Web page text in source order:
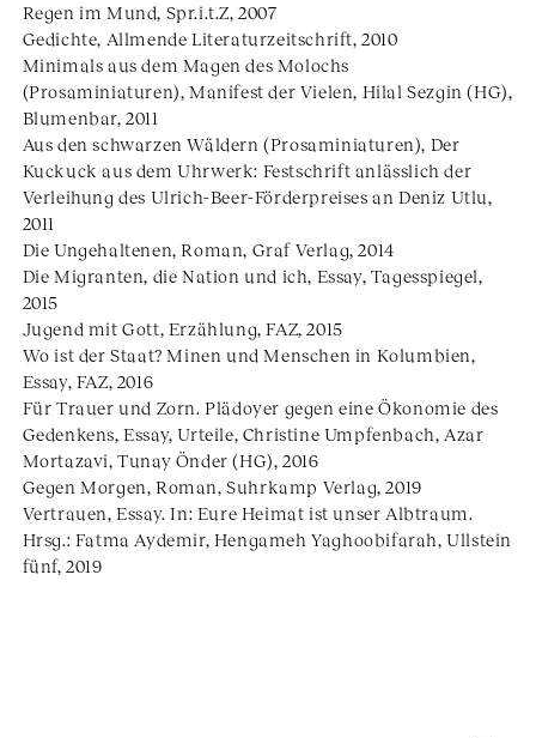
Regen im Mund, Spr.i.t.Z, 2007
Gedichte, Allmende Literaturzeitschrift, 2010
Minimals aus dem Magen des Molochs
(Prosaminiaturen), Manifest der Vielen, Hilal Sezgin (HG),
Blumenbar, 2011
Aus den schwarzen Wäldern (Prosaminiaturen), Der
Kuckuck aus dem Uhrwerk: Festschrift anlässlich der
Verleihung des Ulrich-Beer-Förderpreises an Deniz Utlu,
2011
Die Ungehaltenen, Roman, Graf Verlag, 2014
Die Migranten, die Nation und ich, Essay, Tagesspiegel,
2015
Jugend mit Gott, Erzählung, FAZ, 2015
Wo ist der Staat? Minen und Menschen in Kolumbien,
Essay, FAZ, 2016
Für Trauer und Zorn. Plädoyer gegen eine Ökonomie des
Gedenkens, Essay, Urteile, Christine Umpfenbach, Azar
Mortazavi, Tunay Önder (HG), 2016
Gegen Morgen, Roman, Suhrkamp Verlag, 2019
Vertrauen, Essay. In: Eure Heimat ist unser Albtraum.
Hrsg.: Fatma Aydemir, Hengameh Yaghoobifarah, Ullstein
fünf, 2019